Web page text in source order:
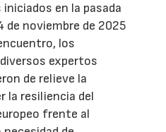
en la pasada
de noviembre de 2025
los
expertos
de relieve la
la resiliencia del
frente al